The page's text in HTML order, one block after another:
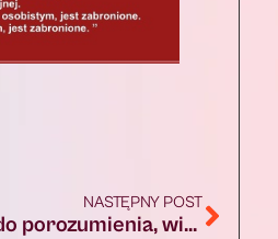
NASTĘPNY POST
Mieszkańcy Augustowa nie doszli do porozumienia, więc Łopianowej w tym roku nie będzie